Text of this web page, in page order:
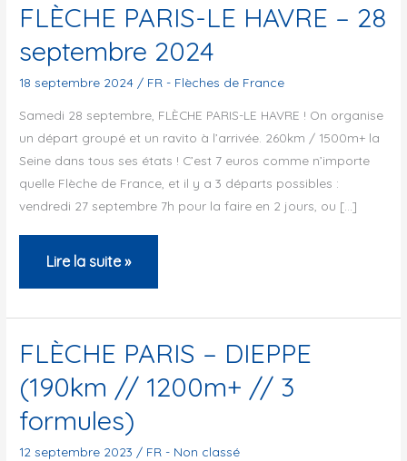
FLÈCHE PARIS-LE HAVRE – 28
septembre 2024
18 septembre 2024 / FR - Flèches de France
Samedi 28 septembre, FLÈCHE PARIS-LE HAVRE ! On organise
un départ groupé et un ravito à l’arrivée. 260km / 1500m+ la
Seine dans tous ses états ! C’est 7 euros comme n’importe
quelle Flèche de France, et il y a 3 départs possibles :
vendredi 27 septembre 7h pour la faire en 2 jours, ou […]
FLÈCHE
PARIS-
LE
HAVRE
–
28
septembre
2024
Lire la suite »
FLÈCHE PARIS – DIEPPE
(190km // 1200m+ // 3
formules)
12 septembre 2023 / FR - Non classé